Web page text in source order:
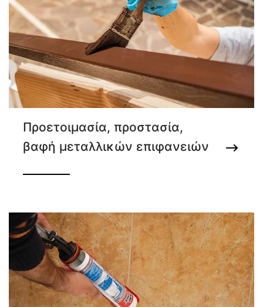
Προετοιμασία, προστασία,
βαφή μεταλλικών επιφανειών